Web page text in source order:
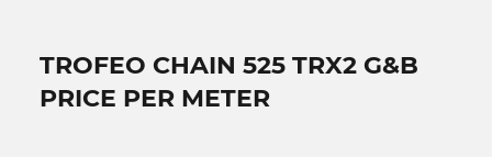
TROFEO CHAIN 525 TRX2 G&B
PRICE PER METER